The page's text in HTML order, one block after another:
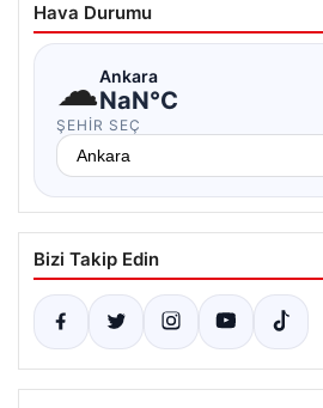
Hava Durumu
☁Ankara
NaN°C
ŞEHIR SEÇ
Bizi Takip Edin